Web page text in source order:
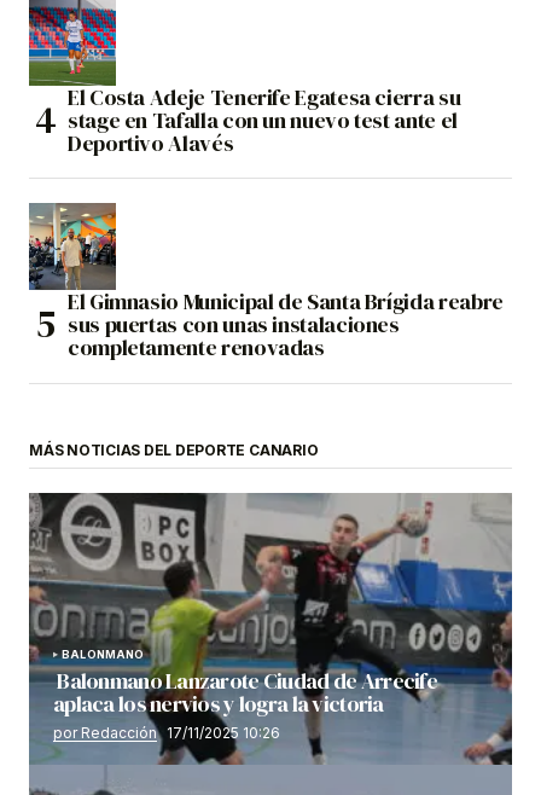
El Costa Adeje Tenerife Egatesa cierra su
stage en Tafalla con un nuevo test ante el
Deportivo Alavés
El Gimnasio Municipal de Santa Brígida reabre
sus puertas con unas instalaciones
completamente renovadas
MÁS NOTICIAS DEL DEPORTE CANARIO
BALONMANO
Balonmano Lanzarote Ciudad de Arrecife
aplaca los nervios y logra la victoria
por Redacción 17/11/2025 10:26